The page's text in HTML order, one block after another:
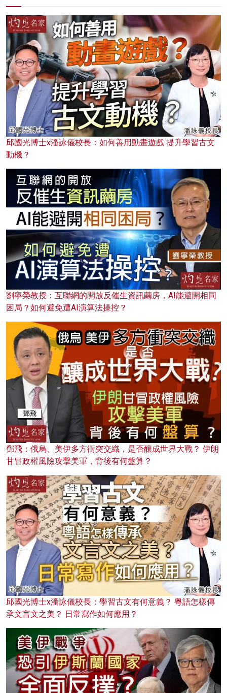
邱國光博士x潘詠儀校長：如何善用動畫遊戲 提升學習古文
動機？
劉寧榮教授：互聯網的開放反催生資訊繭房，AI能避開相同
困局？如何避免遭AI演算法操控？
鄧飛：俄烏、美伊多方衝突交織，是否釀成世界大戰？ 伊朗
甘冒政權風險攻擊美軍，背後有何盤算？
邱國光博士x潘詠儀校長：學習古文有何意義？ 粵語怎樣傳
承文言文之美？ 日常寫作如何應用？